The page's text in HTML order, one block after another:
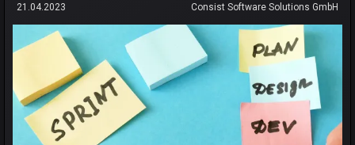
21.04.2023 Consist Software Solutions GmbH